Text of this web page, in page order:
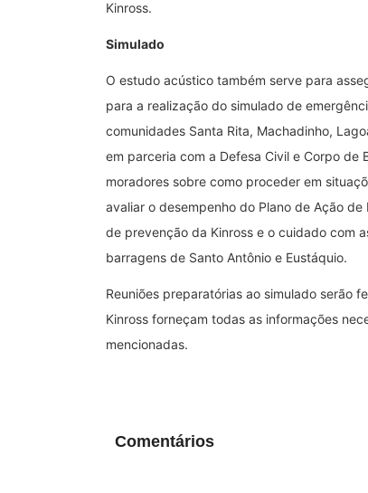
Kinross.
Simulado
O estudo acústico também serve para
para a realização do simulado de
comunidades Santa Rita, Machadinho,
em parceria com a Defesa Civil e Corpo
moradores sobre como proceder em
avaliar o desempenho do Plano de Ação
de prevenção da Kinross e o cuidado com
barragens de Santo Antônio e Eustáquio.
Reuniões preparatórias ao simulado serão
Kinross forneçam todas as informações
mencionadas.
Comentários